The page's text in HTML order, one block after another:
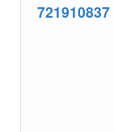
721910837